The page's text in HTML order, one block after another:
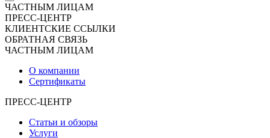
ЧАСТНЫМ ЛИЦАМ
ПРЕСС-ЦЕНТР
КЛИЕНТСКИЕ ССЫЛКИ
ОБРАТНАЯ СВЯЗЬ
ЧАСТНЫМ ЛИЦАМ
О компании
Сертификаты
ПРЕСС-ЦЕНТР
Статьи и обзоры
Услуги